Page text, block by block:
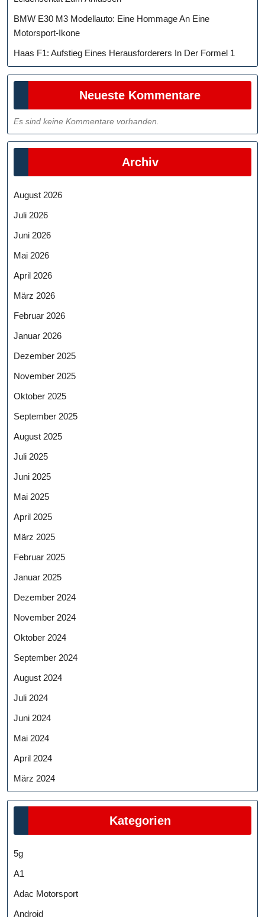
BMW E30 M3 Modellauto: Eine Hommage An Eine
Motorsport-Ikone
Haas F1: Aufstieg Eines Herausforderers In Der Formel 1
Neueste Kommentare
Es sind keine Kommentare vorhanden.
Archiv
August 2026
Juli 2026
Juni 2026
Mai 2026
April 2026
März 2026
Februar 2026
Januar 2026
Dezember 2025
November 2025
Oktober 2025
September 2025
August 2025
Juli 2025
Juni 2025
Mai 2025
April 2025
März 2025
Februar 2025
Januar 2025
Dezember 2024
November 2024
Oktober 2024
September 2024
August 2024
Juli 2024
Juni 2024
Mai 2024
April 2024
März 2024
Kategorien
5g
A1
Adac Motorsport
Android